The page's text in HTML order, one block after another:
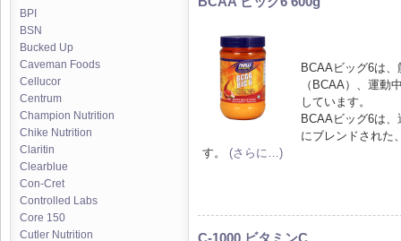
BPI
BSN
Bucked Up
Caveman Foods
Cellucor
Centrum
Champion Nutrition
Chike Nutrition
Claritin
Clearblue
Con-Cret
Controlled Labs
Core 150
Cutler Nutrition
BCAAビッグ6は
（BCAA）、運動
しています。
BCAAビッグ6は
にブレンドされた
す。 (さらに…)
C-1000 ビタミンC